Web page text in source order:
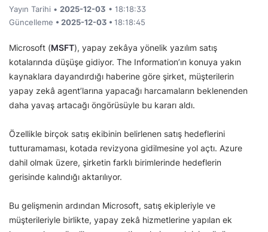
Yayın Tarihi • 2025-12-03 • 18:18:33
Güncelleme • 2025-12-03 • 18:18:45
Microsoft (MSFT), yapay zekâya yönelik yazılım satış
kotalarında düşüşe gidiyor. The Information’ın konuya yakın
kaynaklara dayandırdığı haberine göre şirket, müşterilerin
yapay zekâ agent’larına yapacağı harcamaların beklenenden
daha yavaş artacağı öngörüsüyle bu kararı aldı.
Özellikle birçok satış ekibinin belirlenen satış hedeflerini
tutturamaması, kotada revizyona gidilmesine yol açtı. Azure
dahil olmak üzere, şirketin farklı birimlerinde hedeflerin
gerisinde kalındığı aktarılıyor.
Bu gelişmenin ardından Microsoft, satış ekipleriyle ve
müşterileriyle birlikte, yapay zekâ hizmetlerine yapılan ek